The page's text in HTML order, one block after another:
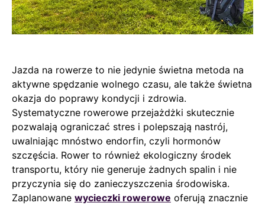
Jazda na rowerze to nie jedynie świetna metoda na
aktywne spędzanie wolnego czasu, ale także świetna
okazja do poprawy kondycji i zdrowia.
Systematyczne rowerowe przejażdżki skutecznie
pozwalają ograniczać stres i polepszają nastrój,
uwalniając mnóstwo endorfin, czyli hormonów
szczęścia. Rower to również ekologiczny środek
transportu, który nie generuje żadnych spalin i nie
przyczynia się do zanieczyszczenia środowiska.
Zaplanowane wycieczki rowerowe oferują znacznie